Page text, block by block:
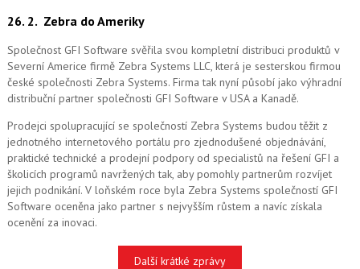
26. 2. Zebra do Ameriky
Společnost GFI Software svěřila svou kompletní distribuci produktů v
Severní Americe firmě Zebra Systems LLC, která je sesterskou firmou
české společnosti Zebra Systems. Firma tak nyní působí jako výhradní
distribuční partner společnosti GFI Software v USA a Kanadě.
Prodejci spolupracující se společností Zebra Systems budou těžit z
jednotného internetového portálu pro zjednodušené objednávání,
praktické technické a prodejní podpory od specialistů na řešení GFI a
školicích programů navržených tak, aby pomohly partnerům rozvíjet
jejich podnikání. V loňském roce byla Zebra Systems společností GFI
Software oceněna jako partner s nejvyšším růstem a navíc získala
ocenění za inovaci.
Další krátké zprávy